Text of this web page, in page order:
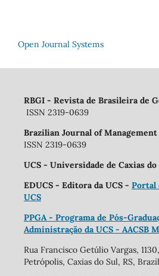
Open Journal Systems
RBGI - Revista de Brasileira de
ISSN 2319-0639
Brazilian Journal of
ISSN 2319-0639
UCS - Universidade de Caxias do
EDUCS - Editora da UCS - Portal
UCS
PPGA - Programa de Pós-
Administração da UCS - AACSB
Rua Francisco Getúlio Vargas,
Petrópolis, Caxias do Sul, RS, Brazil